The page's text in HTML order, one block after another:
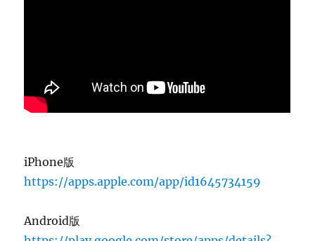
iPhone版
https://apps.apple.com/app/id1645734159
Android版